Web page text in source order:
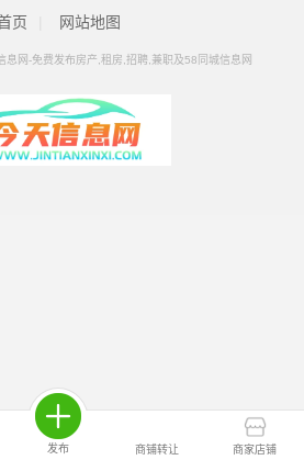
发布 商铺转让 商家店铺
页 网站地图
网-免费发布房产,租房,招聘,兼职及58同城信息网